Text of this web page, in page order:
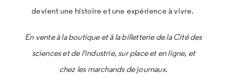
devient une histoire et une expérience à vivre.
En vente à la boutique et à la billetterie de la Cité des
sciences et de l'industrie, sur place et en ligne, et
chez les marchands de journaux.